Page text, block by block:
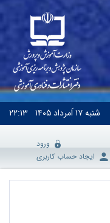
شنبه۱۷ اَمرداد ۱۴۰۵ ۲۲:۱۳
ورود
ایجاد حساب کاربری